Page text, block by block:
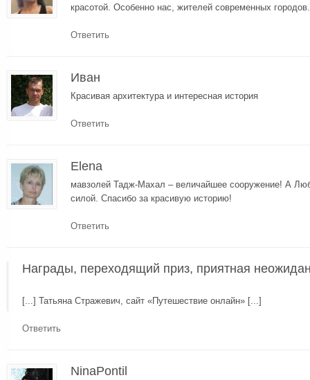
красотой. Особенно нас, жителей современных городов.
Ответить
Иван
Красивая архитектура и интересная история
Ответить
Elena
мавзолей Тадж-Махал – величайшее сооружение! А
силой. Спасибо за красивую историю!
Ответить
Награды, переходящий приз, приятная
[...] Татьяна Стражевич, сайт «Путешествие онлайн» [...]
Ответить
NinaPontil